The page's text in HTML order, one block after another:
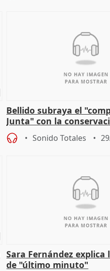
Bellido subraya el
Junta" con la
patrimonio en Córdoba
Sonido Totales
Sara Fernández explica
de "último minuto"